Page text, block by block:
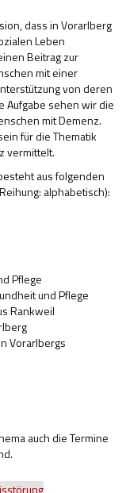
dass in Vorarlberg
Leben
Beitrag zur
mit einer
von deren
Aufgabe sehen wir die
mit Demenz.
für die Thematik
vermittelt.
aus folgenden
alphabetisch):
Pflege
und Pflege
Rankweil
Vorarlbergs
auch die Termine